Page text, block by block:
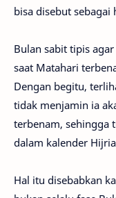
bisa disebut sebagai
Bulan sabit tipis
saat Matahari
Dengan begitu,
tidak menjamin ia
terbenam, sehingga
dalam kalender
Hal itu disebabkan